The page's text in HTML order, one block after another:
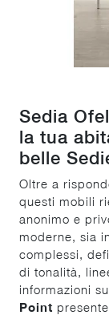
Sedia
la tua
belle
Oltre a
questi mobili
anonimo e
moderne, sia
complessi,
di tonalità,
informazioni
Point